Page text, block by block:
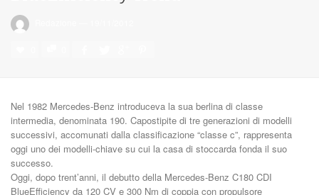
Nel 1982 Mercedes-Benz introduceva la sua berlina di classe
intermedia, denominata 190. Capostipite di tre generazioni di modelli
successivi, accomunati dalla classificazione “classe c”, rappresenta
oggi uno dei modelli-chiave su cui la casa di stoccarda fonda il suo
successo.
Oggi, dopo trent’anni, il debutto della Mercedes-Benz C180 CDI
BlueEfficiency da 120 CV e 300 Nm di coppia con propulsore